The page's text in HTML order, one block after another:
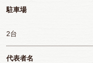
駐車場
2台
代表者名